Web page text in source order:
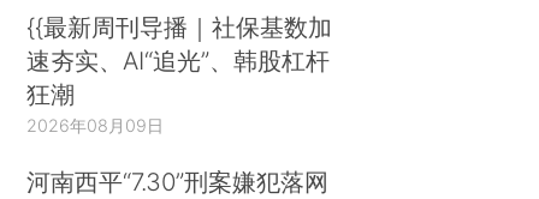
{{最新周刊导播｜社保基数加
速夯实、AI“追光”、韩股杠杆
狂潮
2026年08月09日
河南西平“7.30”刑案嫌犯落网